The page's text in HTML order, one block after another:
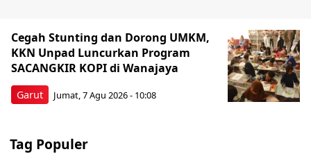
Garut
Cegah Stunting dan Dorong UMKM,
KKN Unpad Luncurkan Program
SACANGKIR KOPI di Wanajaya
Jumat, 7 Agu 2026 - 10:08
Tag Populer